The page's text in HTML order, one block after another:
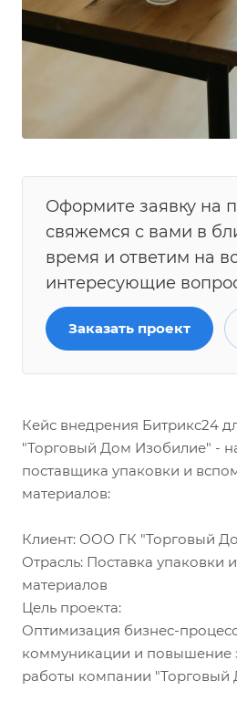
Оформите заявку на
свяжемся с вами в
время и ответим на
интересующие
Заказать проект
Кейс внедрения Битрикс24
"Торговый Дом Изобилие" -
поставщика упаковки и
материалов:
Клиент: ООО ГК "Торговый
Отрасль: Поставка упаковки
материалов
Цель проекта:
Оптимизация бизнес-
коммуникации и повышение
работы компании "Торговый